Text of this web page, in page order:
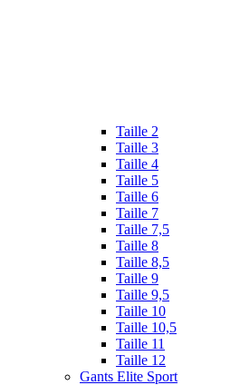
Taille 2
Taille 3
Taille 4
Taille 5
Taille 6
Taille 7
Taille 7,5
Taille 8
Taille 8,5
Taille 9
Taille 9,5
Taille 10
Taille 10,5
Taille 11
Taille 12
Gants Elite Sport